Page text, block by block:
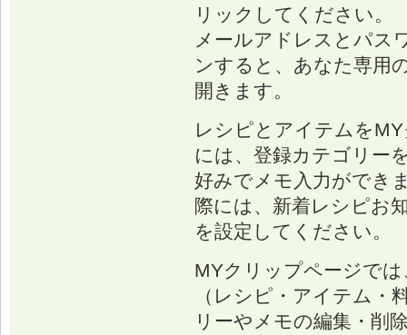
リックしてください。
メールアドレスとパス
ンすると、あなた専用
開きます。
レシピとアイテムを
には、登録カテゴリー
好みでメモ入力ができ
際には、新着レシピお
を設定してください。
MYクリップページで
（レシピ・アイテム・
リーやメモの編集・削